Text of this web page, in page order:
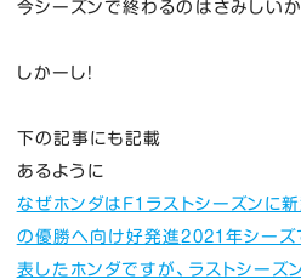
今シーズンで終わるのはさみしいか
しかーし！
下の記事にも記載
あるように
なぜホンダはF1ラストシーズンに
の優勝へ向け好発進 2021年シーズ
表したホンダですが、ラストシーズ